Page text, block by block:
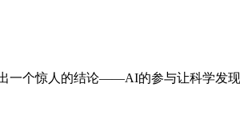
个惊人的结论——AI的参与让科学发